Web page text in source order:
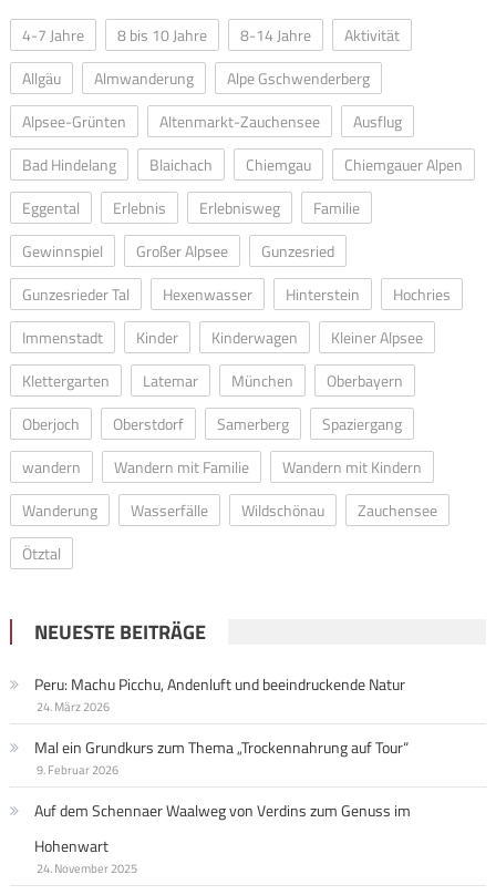
4-7 Jahre 8 bis 10 Jahre 8-14 Jahre
Aktivität
Allgäu
Almwanderung
Alpe Gschwenderberg
Alpsee-Grünten
Altenmarkt-Zauchensee
Ausflug
Bad Hindelang
Blaichach Chiemgau
Chiemgauer Alpen
Eggental
Erlebnis Erlebnisweg
Familie
Gewinnspiel
Großer Alpsee
Gunzesried
Gunzesrieder Tal
Hexenwasser Hinterstein
Hochries
Immenstadt
Kinder Kinderwagen
Kleiner Alpsee
Klettergarten
Latemar München
Oberbayern
Oberjoch
Oberstdorf Samerberg
Spaziergang
wandern
Wandern mit Familie
Wandern mit Kindern
Wanderung
Wasserfälle Wildschönau
Zauchensee
Ötztal
NEUESTE BEITRÄGE
Peru: Machu Picchu, Andenluft und beeindruckende Natur
24. März 2026
Mal ein Grundkurs zum Thema „Trockennahrung auf Tour“
9. Februar 2026
Auf dem Schennaer Waalweg von Verdins zum Genuss im
Hohenwart
24. November 2025